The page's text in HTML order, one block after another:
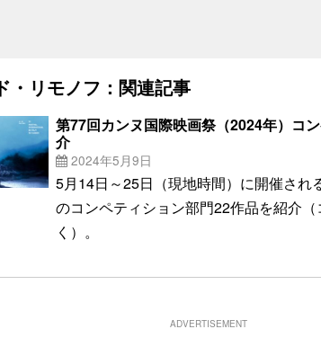
・リモノフ：関連記事
第77回カンヌ国際映画祭（2024年）コ
介
2024年5月9日
5月14日～25日（現地時間）に開催され
のコンペティション部門22作品を紹介
く）。
ADVERTISEMENT